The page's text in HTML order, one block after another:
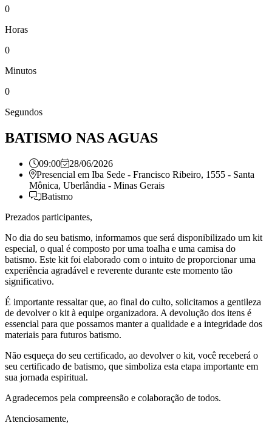
0
Horas
0
Minutos
0
Segundos
BATISMO NAS AGUAS
09:00
28/06/2026
Presencial em Iba Sede - Francisco Ribeiro, 1555 - Santa
Mônica, Uberlândia - Minas Gerais
Batismo
Prezados participantes,
No dia do seu batismo, informamos que será disponibilizado um kit
especial, o qual é composto por uma toalha e uma camisa do
batismo. Este kit foi elaborado com o intuito de proporcionar uma
experiência agradável e reverente durante este momento tão
significativo.
É importante ressaltar que, ao final do culto, solicitamos a gentileza
de devolver o kit à equipe organizadora. A devolução dos itens é
essencial para que possamos manter a qualidade e a integridade dos
materiais para futuros batismo.
Não esqueça do seu certificado, ao devolver o kit, você receberá o
seu certificado de batismo, que simboliza esta etapa importante em
sua jornada espiritual.
Agradecemos pela compreensão e colaboração de todos.
Atenciosamente,